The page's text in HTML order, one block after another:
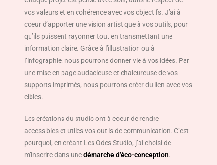
vos valeurs et en cohérence avec vos objectifs. J’ai à
coeur d’apporter une vision artistique à vos outils, pour
qu’ils puissent rayonner tout en transmettant une
information claire. Grâce à l’illustration ou à
l’infographie, nous pourrons donner vie à vos idées. Par
une mise en page audacieuse et chaleureuse de vos
supports imprimés, nous pourrons créer du lien avec vos
cibles.
Les créations du studio ont à coeur de rendre
accessibles et utiles vos outils de communication. C’est
pourquoi, en créant Les Odes Studio, j’ai choisi de
m’inscrire dans unedémarche d’éco-conception.